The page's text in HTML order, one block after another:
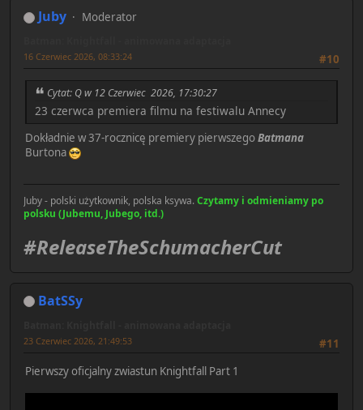
Juby Moderator
#10
16 Czerwiec 2026, 08:33:24
Cytat: Q w 12 Czerwiec 2026, 17:30:27
23 czerwca premiera filmu na festiwalu Annecy
Dokładnie w 37-rocznicę premiery pierwszegoBatmana
Burtona
Juby - polski użytkownik, polska ksywa.Czytamy i odmieniamy po
polsku (Jubemu, Jubego, itd.)
#ReleaseTheSchumacherCut
BatSSy
#11
23 Czerwiec 2026, 21:49:53
Pierwszy oficjalny zwiastun Knightfall Part 1